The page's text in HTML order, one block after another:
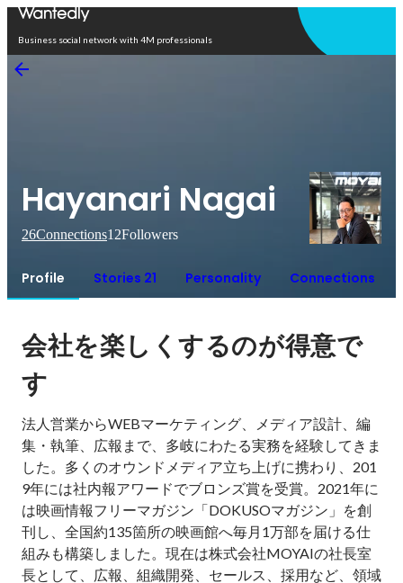
Business social network with 4M professionals
Hayanari Nagai
26Connections12Followers
Profile Stories 21 Personality Connections
会社を楽しくするのが得意で
す
法人営業からWEBマーケティング、メディア設計、編
集・執筆、広報まで、多岐にわたる実務を経験してきま
した。多くのオウンドメディア立ち上げに携わり、201
9年には社内報アワードでブロンズ賞を受賞。2021年に
は映画情報フリーマガジン「DOKUSOマガジン」を創
刊し、全国約135箇所の映画館へ毎月1万部を届ける仕
組みも構築しました。現在は株式会社MOYAIの社長室
長として、広報、組織開発、セールス、採用など、領域